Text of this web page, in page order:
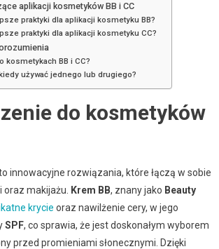
aplikacji kosmetyków BB i CC
praktyki dla aplikacji kosmetyku BB?
praktyki dla aplikacji kosmetyku CC?
kosmetykach BB i CC?
używać jednego lub drugiego?
do kosmetyków
innowacyjne rozwiązania, które łączą w sobie
makijażu.
Krem BB, znany jako Beauty
krycie oraz nawilżenie cery, w jego
SPF, co sprawia, że jest doskonałym wyborem
przed promieniami słonecznymi. Dzięki